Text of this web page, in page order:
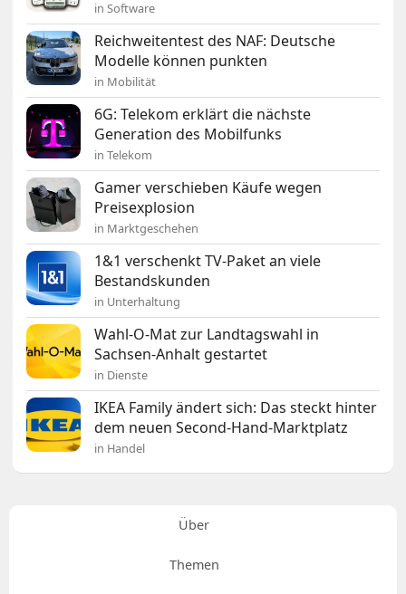
in Software
Reichweitentest des NAF: Deutsche
Modelle können punkten
in Mobilität
6G: Telekom erklärt die nächste
Generation des Mobilfunks
in Telekom
Gamer verschieben Käufe wegen
Preisexplosion
in Marktgeschehen
1&1 verschenkt TV-Paket an viele
Bestandskunden
in Unterhaltung
Wahl-O-Mat zur Landtagswahl in
Sachsen-Anhalt gestartet
in Dienste
IKEA Family ändert sich: Das steckt hinter
dem neuen Second-Hand-Marktplatz
in Handel
Über
Themen